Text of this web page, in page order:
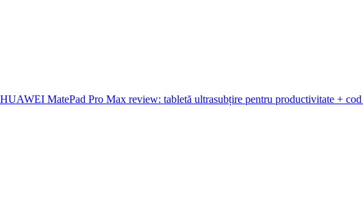
HUAWEI MatePad Pro Max review: tabletă ultrasubțire pentru productivitate + cod